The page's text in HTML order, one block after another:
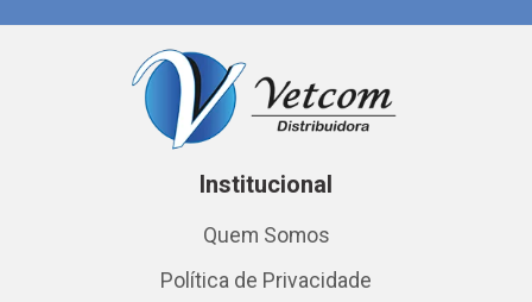
Institucional
Quem Somos
Política de Privacidade